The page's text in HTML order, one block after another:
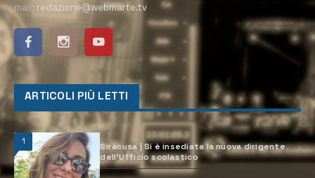
mail: redazione@webmarte.tv
ARTICOLI PIÙ LETTI
1
Siracusa | Si è insediata la nuova dirigente
dell’Ufficio scolastico